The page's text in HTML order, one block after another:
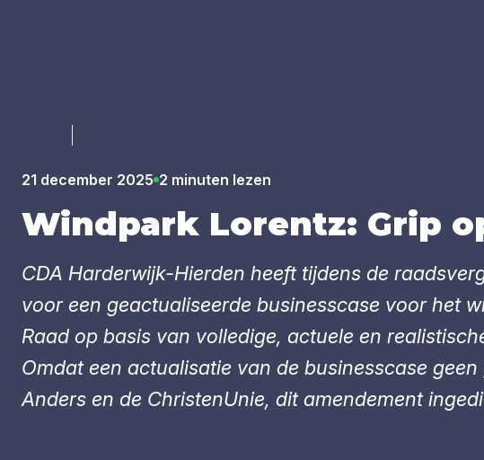
21 december 2025 2 minuten lezen
Wind­park Lorentz: Grip
CDA Harderwijk-Hierden heeft tijdens de
voor een geactualiseerde businesscase voor het
Raad op basis van volledige, actuele en
Omdat een actualisatie van de businesscase
Anders en de ChristenUnie, dit amendement